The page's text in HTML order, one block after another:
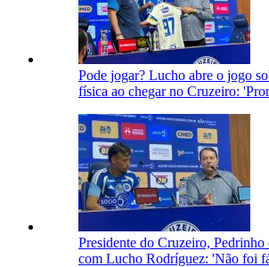
Pode jogar? Lucho abre o jogo
física ao chegar no Cruzeiro:
Presidente do Cruzeiro, Pedrinho
com Lucho Rodríguez: 'Não foi